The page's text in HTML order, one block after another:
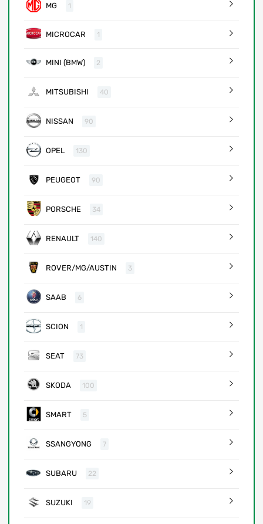
MG 1
MICROCAR 1
MINI (BMW) 2
MITSUBISHI 40
NISSAN 90
OPEL 130
PEUGEOT 90
PORSCHE 34
RENAULT 140
ROVER/MG/AUSTIN 3
SAAB 6
SCION 1
SEAT 73
SKODA 100
SMART 5
SSANGYONG 7
SUBARU 22
SUZUKI 19